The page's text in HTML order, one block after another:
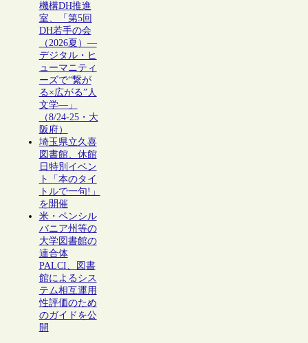
機構DH推進
室、「第5回
DH若手の会
（2026夏）―
デジタル・ヒ
ューマニティ
ーズで“繋が
る×広がる”人
文学―」
（8/24-25・大
阪府）
埼玉県立久喜
図書館、休館
日特別イベン
ト「本のタイ
トルで一句!」
を開催
米・ペンシル
バニア州等の
大学図書館の
連合体
PALCI、図書
館によるシス
テム相互運用
性評価のため
のガイドを公
開